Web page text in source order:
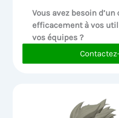
Vous avez besoin
efficacement à vos
vos équipes ?